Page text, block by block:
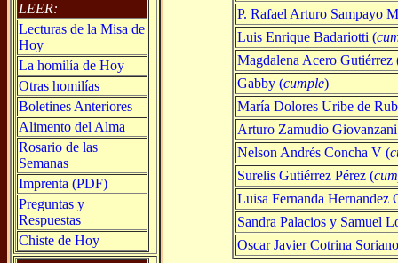
LEER:
Lecturas de la Misa de
Hoy
La homilía de Hoy
Otras homilías
Boletines Anteriores
Alimento del Alma
Rosario de las
Semanas
Imprenta (PDF)
Preguntas y
Respuestas
Chiste de Hoy
P. Rafael Arturo Sampayo
Luis Enrique Badariotti (
Magdalena Acero Gutiérrez
Gabby (cumple)
María Dolores Uribe de
Arturo Zamudio
Nelson Andrés Concha V (
Surelis Gutiérrez Pérez (
Luisa Fernanda Hernandez
Sandra Palacios y Samuel
Oscar Javier Cotrina